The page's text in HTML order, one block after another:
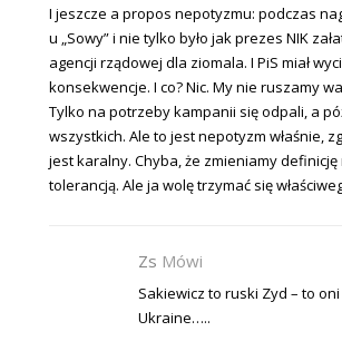
I jeszcze a propos nepotyzmu: podczas
u „Sowy” i nie tylko było jak prezes NIK
agencji rządowej dla ziomala. I PiS miał
konsekwencje. I co? Nic. My nie ruszamy
Tylko na potrzeby kampanii się odpali, a
wszystkich. Ale to jest nepotyzm właśnie,
jest karalny. Chyba, że zmieniamy
tolerancją. Ale ja wolę trzymać się
Zs Mówi
Sakiewicz to ruski Zyd – to
Ukraine…..